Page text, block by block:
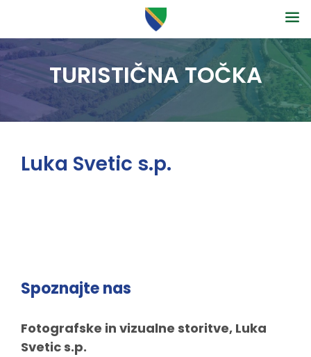
TURISTIČNA TOČKA
Luka Svetic s.p.
Spoznajte nas
Fotografske in vizualne storitve, Luka
Svetic s.p.